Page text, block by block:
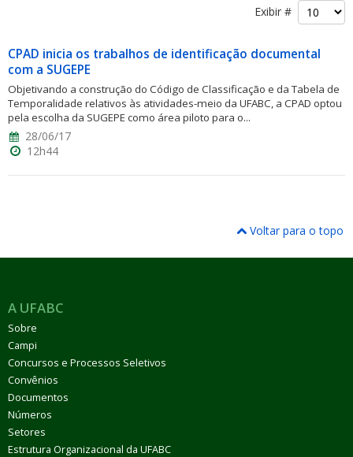
Exibir #
CPAD inicia os trabalhos de identificação documental
com a SUGEPE
Objetivando a construção do Código de Classificação e da Tabela de
Temporalidade relativos às atividades-meio da UFABC, a CPAD optou
pela escolha da SUGEPE como área piloto para o...
28/06/17
12h44
Voltar para o topo
A UFABC
Sobre
Campi
Concursos e Processos Seletivos
Convênios
Documentos
Números
Setores
Estrutura Organizacional da UFABC